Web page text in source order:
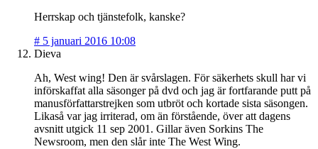
Herrskap och tjänstefolk, kanske?
# 5 januari 2016 10:08
Dieva
Ah, West wing! Den är svårslagen. För säkerhets skull har vi
införskaffat alla säsonger på dvd och jag är fortfarande putt på
manusförfattarstrejken som utbröt och kortade sista säsongen.
Likaså var jag irriterad, om än förstående, över att dagens
avsnitt utgick 11 sep 2001. Gillar även Sorkins The
Newsroom, men den slår inte The West Wing.